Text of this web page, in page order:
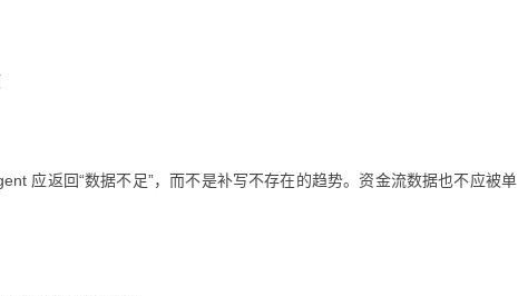
应返回“数据不足”，而不是补写不存在的趋势。资金流数据也不应被单